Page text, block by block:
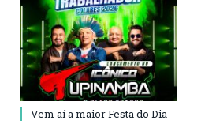
Vem aí a maior Festa do Dia